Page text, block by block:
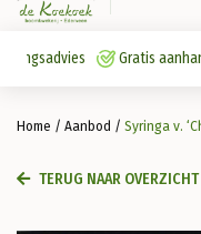
Gratis
Home / Aanbod / Syringa v.
TERUG NAAR OVERZICHT